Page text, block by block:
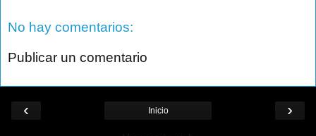
No hay comentarios:
Publicar un comentario
‹ ›
Inicio